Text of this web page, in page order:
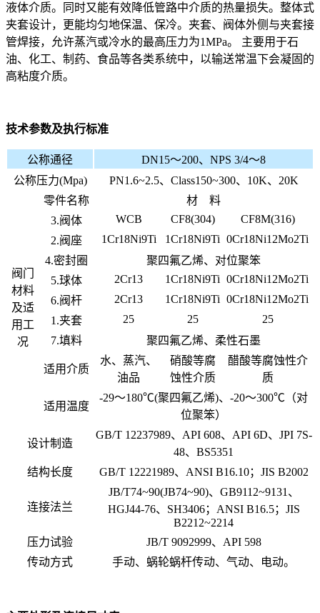
液体介质。同时又能有效降低管路中介质的热量损失。整体式
夹套设计，更能均匀地保温、保冷。夹套、阀体外侧与夹套接
管焊接，允许蒸汽或冷水的最高压力为1MPa。 主要用于石
油、化工、制药、食品等各类系统中，以输送常温下会凝固的
高粘度介质。
技术参数及执行标准
公称通径
DN15～200、NPS 3/4～8
公称压力(Mpa)
PN1.6~2.5、Class150~300、10K、20K
阀门
材料
及适
用工
况
零件名称
材 料
3.阀体
WCB CF8(304)
CF8M(316)
2.阀座
1Cr18Ni9Ti 1Cr18Ni9Ti 0Cr18Ni12Mo2Ti
4.密封圈
聚四氟乙烯、对位聚笨
5.球体
2Cr13 1Cr18Ni9Ti 0Cr18Ni12Mo2Ti
6.阀杆
2Cr13 1Cr18Ni9Ti 0Cr18Ni12Mo2Ti
1.夹套
25 25
25
7.填料
聚四氟乙烯、柔性石墨
适用介质
水、蒸汽、
油品
硝酸等腐
蚀性介质
醋酸等腐蚀性介
质
适用温度
-29～180℃(聚四氟乙烯)、-20～300℃（对
位聚笨）
设计制造
GB/T 12237989、API 608、API 6D、JPI 7S-
48、BS5351
结构长度
GB/T 12221989、ANSI B16.10；JIS B2002
连接法兰
JB/T74~90(JB74~90)、GB9112~9131、
HGJ44-76、SH3406；ANSI B16.5；JIS
B2212~2214
压力试验
JB/T 9092999、API 598
传动方式
手动、蜗轮蜗杆传动、气动、电动。